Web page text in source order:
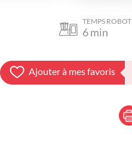
TEMPS ROBOT
6min
Ajouter à mes favoris